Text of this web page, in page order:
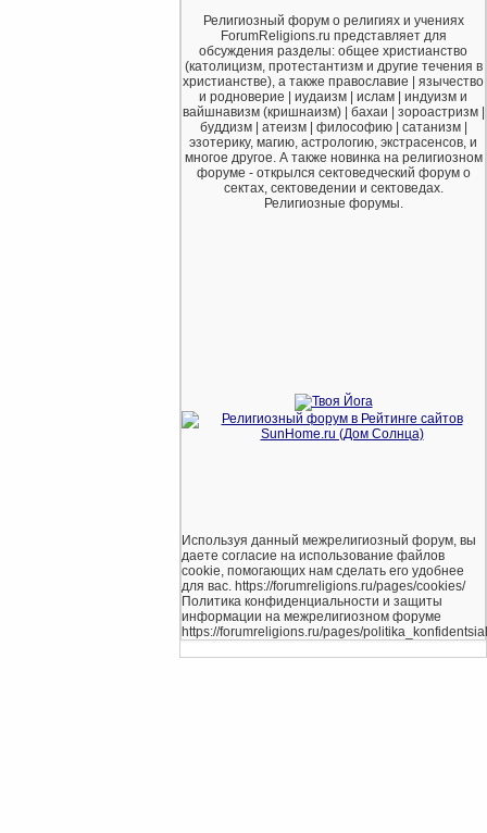
Религиозный форум о религиях и учениях
ForumReligions.ru представляет для
обсуждения разделы: общее христианство
(католицизм, протестантизм и другие течения в
христианстве), а также православие | язычество
и родноверие | иудаизм | ислам | индуизм и
вайшнавизм (кришнаизм) | бахаи | зороастризм |
буддизм | атеизм | философию | сатанизм |
эзотерику, магию, астрологию, экстрасенсов, и
многое другое. А также новинка на религиозном
форуме - открылся сектоведческий форум о
сектах, сектоведении и сектоведах.
Религиозные форумы.
Используя данный межрелигиозный форум, вы
даете согласие на использование файлов
cookie, помогающих нам сделать его удобнее
для вас. https://forumreligions.ru/pages/cookies/
Политика конфиденциальности и защиты
информации на межрелигиозном форуме
https://forumreligions.ru/pages/